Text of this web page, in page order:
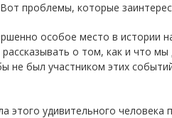
проблемы, которые
особое место в истории
о том, как и что
не был участником этих
этого удивительного